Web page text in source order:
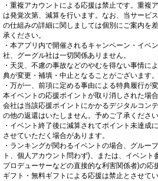
・重複アカウントによる応援は禁止です。重複
は発覚次第、減算を行います。なお、当サービ
の仕組みの詳細に関しましては個別にご案内を
承ください。
・本アプリ内で開催されるキャンペーン・イベ
社、グーグル社は一切関係ありません。
・天災、不慮の事故などのやむを得ない事情に
典が変更・補填・中止となることがございます
・万が一、前項に定める事由による特典履行が
本イベントの応援ポイントが取り消しされた場
会社は当該応援ポイントにかかるデジタルコン
の他の返還はいたしません。予めご了承ください
・イベント終了後に減算されてポイント未達成
させていただく場合があります。
・ランキングが関わるイベントの場合、グルー
ト、個人アカウント問わず)、または、イベント
プロデューサーなどの直接的な利害関係者)の応
ギフト・無料ギフトによる応援は禁止とさせてい